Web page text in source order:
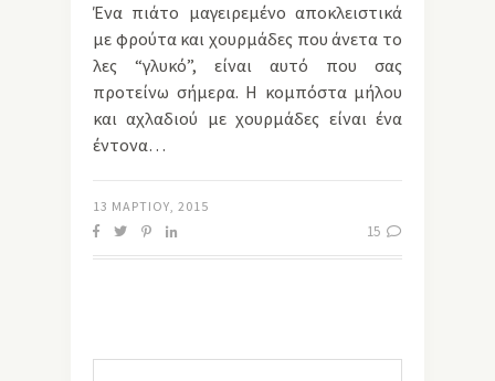
Ένα πιάτο μαγειρεμένο αποκλειστικά
με φρούτα και χουρμάδες που άνετα το
λες “γλυκό”, είναι αυτό που σας
προτείνω σήμερα. Η κομπόστα μήλου
και αχλαδιού με χουρμάδες είναι ένα
έντονα…
13 ΜΑΡΤΊΟΥ, 2015
15